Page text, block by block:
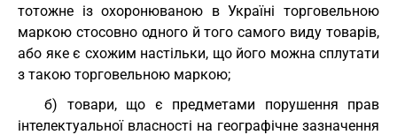
тотожне із охоронюваною в Україні торговельною
маркою стосовно одного й того самого виду товарів,
або яке є схожим настільки, що його можна сплутати
з такою торговельною маркою;
б) товари, що є предметами порушення прав
інтелектуальної власності на географічне зазначення